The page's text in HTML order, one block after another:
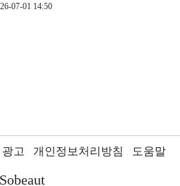
07-01 14:50
광고 개인정보처리방침 도움말
Sobeaut